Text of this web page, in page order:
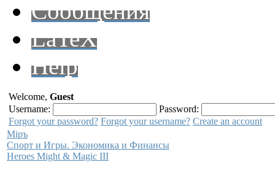
Сообщения
LaTeX
Help
Welcome, Guest
Username:
Password:
Forgot your password? Forgot your username? Create an account
Мiръ
Спорт и Игры. Экономика и Финансы
Heroes Might & Magic III